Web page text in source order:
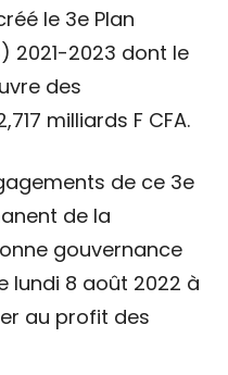
le 3e Plan
2021-2023 dont le
des
milliards F CFA.
de ce 3e
de la
gouvernance
lundi 8 août 2022 à
au profit des